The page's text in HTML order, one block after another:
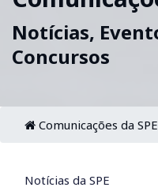
Notícias,
Concursos
Comunicações da SPE
Notícias da SPE